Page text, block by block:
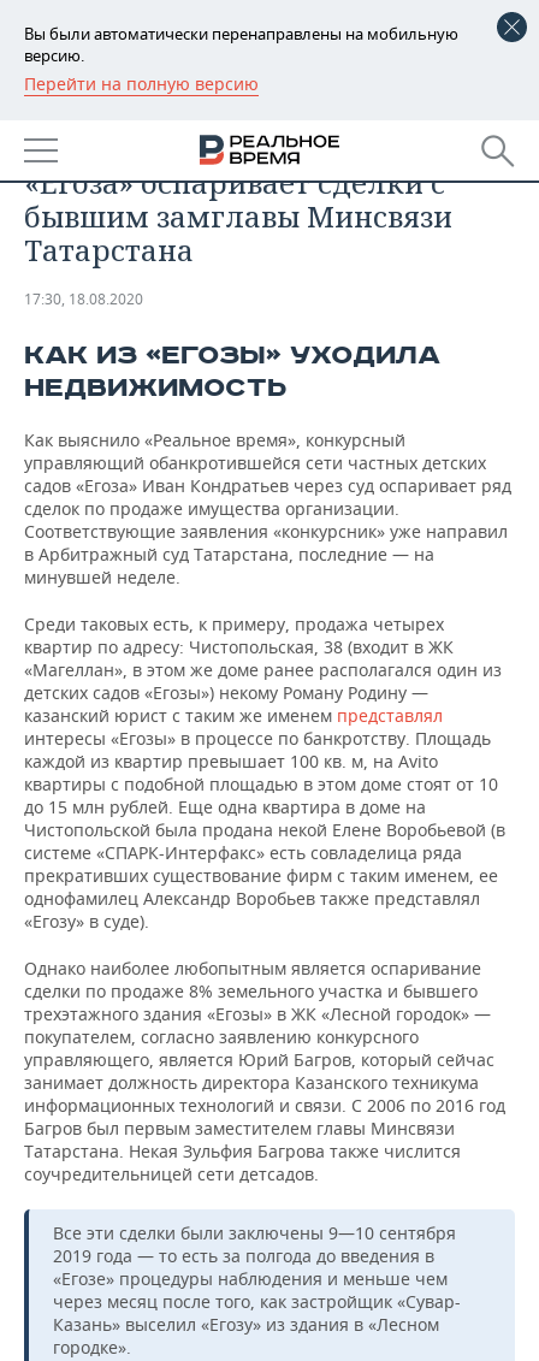
Вы были автоматически перенаправлены на мобильную
версию.
Перейти на полную версию
РЕГИОНЫ
БАШКОРТОСТАН
ТАТАРСТАН
УДМУРТИЯ
НОВОСТИ
АНАЛИТИКА
НОВОСТИ АНАЛИТИКИ
ДЕКЛАРАЦИИ О ДОХОДАХ
КОРОЛИ ГОСЗАКАЗА ПФО
КОМУ ПРИНАДЛЕЖАТ
ТОРГОВЫЕ ЦЕНТРЫ
ТАТАРСТАНА
ЭКОНОМИКА
НОВОСТИ ЭКОНОМИКИ
ФИНАНСЫ
БЮДЖЕТ
ИНВЕСТИЦИИ
ПРОМЫШЛЕННОСТЬ
НОВОСТИ
ПРОМЫШЛЕННОСТИ
АГРОПРОМ
МАШИНОСТРОЕНИЕ
НЕФТЕХИМИЯ
ОПК
ЭНЕРГЕТИКА
НЕДВИЖИМОСТЬ
НОВОСТИ АВТО
БИЗНЕС
НОВОСТИ БИЗНЕСА
РОЗНИЧНАЯ ТОРГОВЛЯ
ТРАНСПОРТ
УСЛУГИ
ТЕХНОЛОГИИ
НОВОСТИ ТЕХНОЛОГИЙ
IT
МЕДИА
ТЕЛЕКОММУНИКАЦИИ
МЕРОПРИЯТИЯ
НОВОСТИ МЕРОПРИЯТИЙ
ВЫЕЗДНАЯ РЕДАКЦИЯ
БИЗНЕС-БРАНЧИ
ONLINE-КОНФЕРЕНЦИИ
ОТКРЫТАЯ ЛЕКЦИЯ
СПОРТ
НОВОСТИ СПОРТА
ФУТБОЛ
ХОККЕЙ
БАСКЕТБОЛ
ВОЛЕЙБОЛ
КИБЕРСПОРТ
ФИГУРНОЕ КАТАНИЕ
ВОДНЫЕ ВИДЫ СПОРТА
ХОККЕЙ С МЯЧОМ
ОБЩЕСТВО
НОВОСТИ ОБЩЕСТВА
ВЛАСТЬ
ИНФРАСТРУКТУРА
ИСТОРИЯ
КУЛЬТУРА
МЕДИЦИНА
ОБРАЗОВАНИЕ
ПРОИСШЕСТВИЯ
ФОТОГАЛЕРЕЯ
СЮЖЕТЫ
СПРАВОЧНИК
СПИСОК ПЕРСОН
СПИСОК КОМПАНИЙ
ПОЛНАЯ ВЕРСИЯ
«Конкурсник» частного детсада
«Егоза» оспаривает сделки с
бывшим замглавы Минсвязи
Татарстана
17:30, 18.08.2020
КАК ИЗ «ЕГОЗЫ» УХОДИЛА
НЕДВИЖИМОСТЬ
Как выяснило «Реальное время», конкурсный
управляющий обанкротившейся сети частных детских
садов «Егоза» Иван Кондратьев через суд оспаривает ряд
сделок по продаже имущества организации.
Соответствующие заявления «конкурсник» уже направил
в Арбитражный суд Татарстана, последние — на
минувшей неделе.
Среди таковых есть, к примеру, продажа четырех
квартир по адресу: Чистопольская, 38 (входит в ЖК
«Магеллан», в этом же доме ранее располагался один из
детских садов «Егозы») некому Роману Родину —
казанский юрист с таким же именем представлял
интересы «Егозы» в процессе по банкротству. Площадь
каждой из квартир превышает 100 кв. м, на Avito
квартиры с подобной площадью в этом доме стоят от 10
до 15 млн рублей. Еще одна квартира в доме на
Чистопольской была продана некой Елене Воробьевой (в
системе «СПАРК-Интерфакс» есть совладелица ряда
прекративших существование фирм с таким именем, ее
однофамилец Александр Воробьев также представлял
«Егозу» в суде).
Однако наиболее любопытным является оспаривание
сделки по продаже 8% земельного участка и бывшего
трехэтажного здания «Егозы» в ЖК «Лесной городок» —
покупателем, согласно заявлению конкурсного
управляющего, является Юрий Багров, который сейчас
занимает должность директора Казанского техникума
информационных технологий и связи. С 2006 по 2016 год
Багров был первым заместителем главы Минсвязи
Татарстана. Некая Зульфия Багрова также числится
соучредительницей сети детсадов.
Все эти сделки были заключены 9—10 сентября
2019 года — то есть за полгода до введения в
«Егозе» процедуры наблюдения и меньше чем
через месяц после того, как застройщик «Сувар-
Казань» выселил «Егозу» из здания в «Лесном
городке».